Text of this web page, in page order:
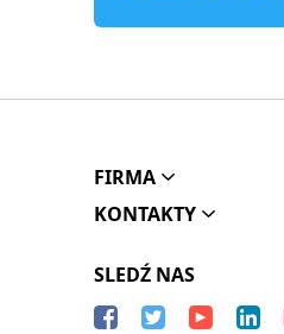
FIRMA
KONTAKTY
SLEDŹ NAS